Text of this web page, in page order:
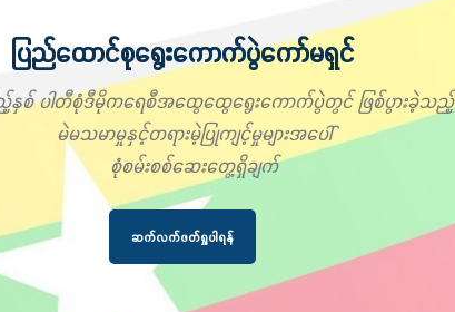
ပြည်ထောင်စုရွေးကောက်ပွဲကော်မရှင်
ည့်နှစ် ပါတီစုံဒီမိုကရေစီအထွေထွေရွေးကောက်ပွဲတွင် ဖြစ်ပွားခဲ့သည့်
မဲမသမာမှုနှင့်တရားမဲ့ပြုကျင့်မှုများအပေါ်
စုံစမ်းစစ်ဆေးတွေ့ရှိချက်
ဆက်လက်ဖတ်ရှုပါရန်